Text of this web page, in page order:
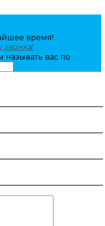
время!
называть вас по